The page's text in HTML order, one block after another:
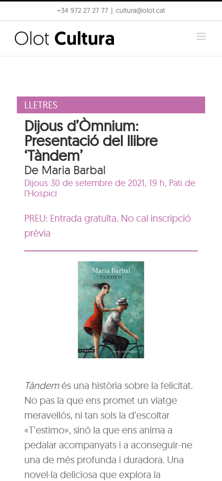
to
content
+34 972 27 27 77 cultura@olot.cat
LLETRES
Dijous d’Òmnium:
Presentació del llibre
‘Tàndem’
De Maria Barbal
Dijous 30 de setembre de 2021, 19 h, Pati de
l’Hospici
PREU: Entrada gratuïta. No cal inscripció
prèvia
Tàndemés una història sobre la felicitat.
No pas la que ens promet un viatge
meravellós, ni tan sols la d’escoltar
«T’estimo», sinó la que ens anima a
pedalar acompanyats i a aconseguir-ne
una de més profunda i duradora. Una
novel·la deliciosa que explora la